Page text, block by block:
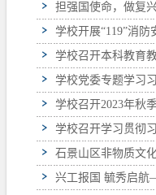
担强国使命，做复
学校开展“119”消防
学校召开本科教育
学校党委专题学习
学校召开2023年秋
学校召开学习贯彻
石景山区非物质文
兴工报国 毓秀启